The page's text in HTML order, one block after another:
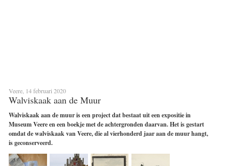
Veere, 14 februari 2020
Walviskaak aan de Muur
Walviskaak aan de muur is een project dat bestaat uit een expositie in
Museum Veere en een boekje met de achtergronden daarvan. Het is gestart
omdat de walviskaak van Veere, die al vierhonderd jaar aan de muur hangt,
is geconserveerd.